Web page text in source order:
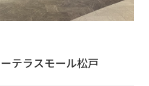
テラスモール松戸